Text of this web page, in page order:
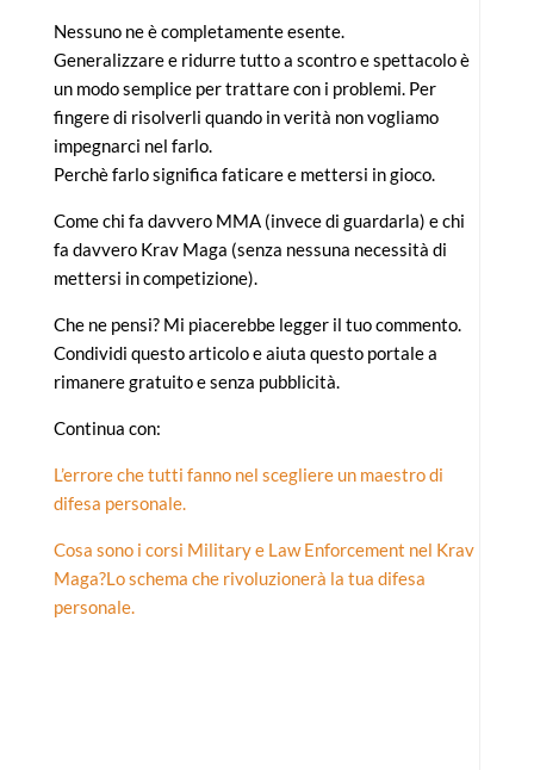
Nessuno ne è completamente esente.
Generalizzare e ridurre tutto a scontro e spettacolo è
un modo semplice per trattare con i problemi. Per
fingere di risolverli quando in verità non vogliamo
impegnarci nel farlo.
Perchè farlo significa faticare e mettersi in gioco.
Come chi fa davvero MMA (invece di guardarla) e chi
fa davvero Krav Maga (senza nessuna necessità di
mettersi in competizione).
Che ne pensi? Mi piacerebbe legger il tuo commento.
Condividi questo articolo e aiuta questo portale a
rimanere gratuito e senza pubblicità.
Continua con:
L’errore che tutti fanno nel scegliere un maestro di
difesa personale.
Cosa sono i corsi Military e Law Enforcement nel Krav
Maga?Lo schema che rivoluzionerà la tua difesa
personale.